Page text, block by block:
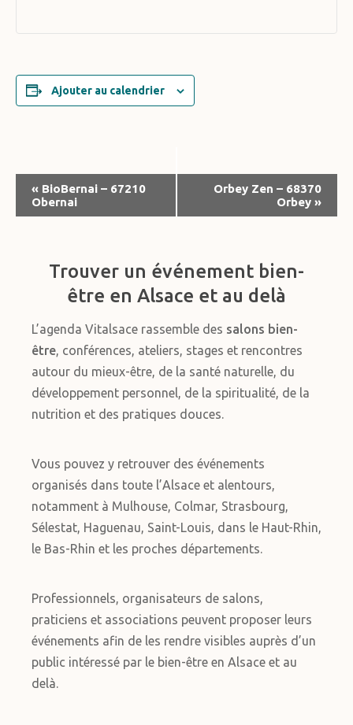
Ajouter au calendrier
Navigation
Évènement
« BioBernai – 67210
Obernai
Orbey Zen – 68370
Orbey »
Trouver un événement bien-
être en Alsace et au delà
L’agenda Vitalsace rassemble des salons bien-
être, conférences, ateliers, stages et rencontres
autour du mieux-être, de la santé naturelle, du
développement personnel, de la spiritualité, de la
nutrition et des pratiques douces.
Vous pouvez y retrouver des événements
organisés dans toute l’Alsace et alentours,
notamment à Mulhouse, Colmar, Strasbourg,
Sélestat, Haguenau, Saint-Louis, dans le Haut-Rhin,
le Bas-Rhin et les proches départements.
Professionnels, organisateurs de salons,
praticiens et associations peuvent proposer leurs
événements afin de les rendre visibles auprès d’un
public intéressé par le bien-être en Alsace et au
delà.